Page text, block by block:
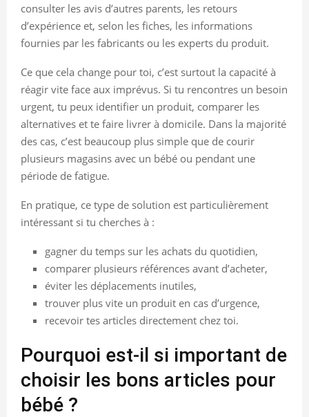
consulter les avis d’autres parents, les retours
d’expérience et, selon les fiches, les informations
fournies par les fabricants ou les experts du produit.
Ce que cela change pour toi, c’est surtout la capacité à
réagir vite face aux imprévus. Si tu rencontres un besoin
urgent, tu peux identifier un produit, comparer les
alternatives et te faire livrer à domicile. Dans la majorité
des cas, c’est beaucoup plus simple que de courir
plusieurs magasins avec un bébé ou pendant une
période de fatigue.
En pratique, ce type de solution est particulièrement
intéressant si tu cherches à :
gagner du temps sur les achats du quotidien,
comparer plusieurs références avant d’acheter,
éviter les déplacements inutiles,
trouver plus vite un produit en cas d’urgence,
recevoir tes articles directement chez toi.
Pourquoi est-il si important de
choisir les bons articles pour
bébé ?